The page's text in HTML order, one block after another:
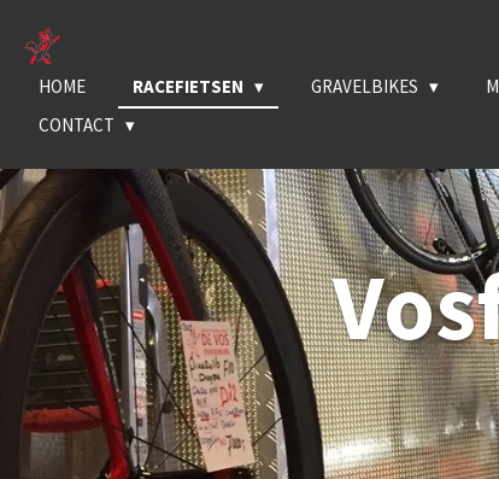
direct
naar
hoofdinhoud
HOME RACEFIETSEN GRAVELBIKES
CONTACT